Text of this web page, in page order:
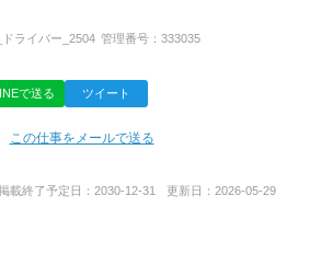
完了後、
す。
致します！
を見た」
センター７丁目８‐２１
ライバー_2504 管理番号： 333035
で送る ツイート
この仕事をメールで送る
載終了予定日： 2030-12-31 更新日： 2026-05-29